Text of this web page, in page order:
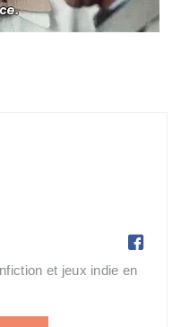

et jeux indie en